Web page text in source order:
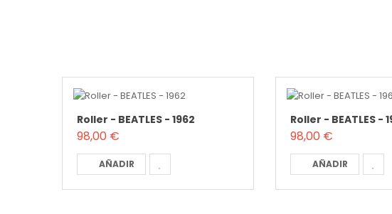
Roller - BEATLES - 1962
98,00 €
AÑADIR
Roller - BEATLES -
98,00 €
AÑADIR